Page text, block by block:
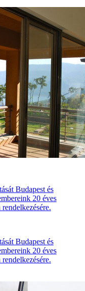
Budapest és
20 éves
Budapest és
20 éves